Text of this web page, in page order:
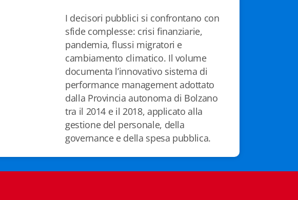
I decisori pubblici si confrontano con
sfide complesse: crisi finanziarie,
pandemia, flussi migratori e
cambiamento climatico. Il volume
documenta l’innovativo sistema di
performance management adottato
dalla Provincia autonoma di Bolzano
tra il 2014 e il 2018, applicato alla
gestione del personale, della
governance e della spesa pubblica.